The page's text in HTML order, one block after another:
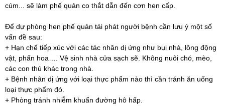
cúm... sẽ làm phế quản co thắt dẫn đến cơn hen cấp.
Để dự phòng hen phế quản tái phát người bệnh cần lưu ý một số
vấn đề sau:
+ Hạn chế tiếp xúc với các tác nhân dị ứng như bụi nhà, lông động
vật, phấn hoa…. Vệ sinh nhà cửa sạch sẽ. Không nuôi chó, mèo,
các con thú khác trong nhà.
+ Bệnh nhân dị ứng với loại thực phẩm nào thì cần tránh ăn uống
loại thực phẩm đó.
+ Phòng tránh nhiễm khuẩn đường hô hấp.